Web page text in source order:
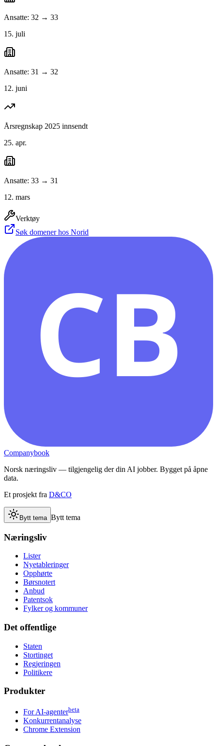
Ansatte: 32 → 33
15. juli
Ansatte: 31 → 32
12. juni
Årsregnskap 2025 innsendt
25. apr.
Ansatte: 33 → 31
12. mars
Verktøy
Søk domener hos Norid
CB
Companybook
Norsk næringsliv — tilgjengelig der din AI jobber. Bygget på åpne
data.
Et prosjekt fra D&CO
Bytt tema Bytt tema
Næringsliv
Lister
Nyetableringer
Opphørte
Børsnotert
Anbud
Patentsok
Fylker og kommuner
Det offentlige
Staten
Stortinget
Regjeringen
Politikere
Produkter
For AI-agenterbeta
Konkurrentanalyse
Chrome Extension